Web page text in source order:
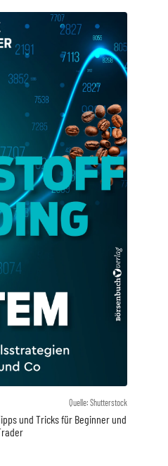
Quelle: Shutterstock
und Tricks für Beginner und